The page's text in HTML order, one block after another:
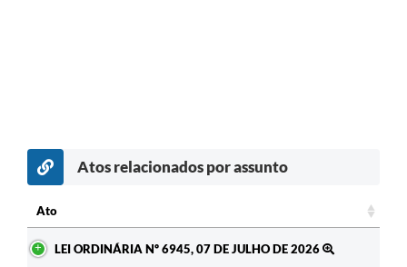
Atos relacionados por assunto
Ato
LEI ORDINÁRIA Nº 6945, 07 DE JULHO DE 2026